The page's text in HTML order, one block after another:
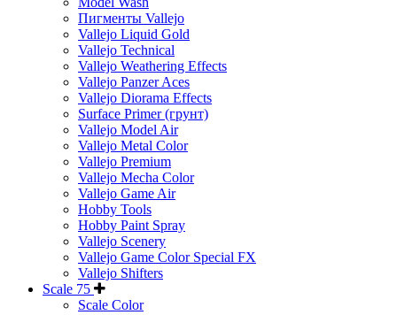
Пигменты Vallejo
Vallejo Liquid Gold
Vallejo Technical
Vallejo Weathering Effects
Vallejo Panzer Aces
Vallejo Diorama Effects
Surface Primer (грунт)
Vallejo Model Air
Vallejo Metal Color
Vallejo Premium
Vallejo Mecha Color
Vallejo Game Air
Hobby Tools
Hobby Paint Spray
Vallejo Scenery
Vallejo Game Color Special FX
Vallejo Shifters
Scale 75
Scale Color